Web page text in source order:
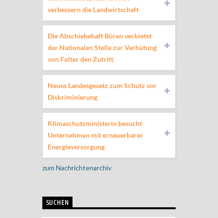
verbessern die Landwirtschaft
Die Abschiebehaft Büren verbietet
der Nationalen Stelle zur Verhütung
von Folter den Zutritt
Neues Landesgesetz zum Schutz vor
Diskriminierung
Klimaschutzministerin besucht
Unternehmen mit erneuerbarer
Energieversorgung
zum Nachrichtenarchiv
SUCHEN